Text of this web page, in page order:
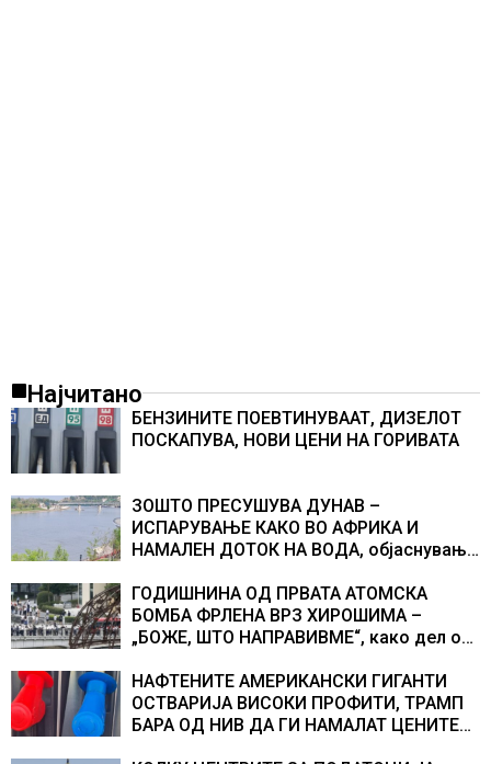
Најчитано
БЕНЗИНИТЕ ПОЕВТИНУВААТ, ДИЗЕЛОТ
ПОСКАПУВА, НОВИ ЦЕНИ НА ГОРИВАТА
ЗОШТО ПРЕСУШУВА ДУНАВ –
ИСПАРУВАЊЕ КАКО ВО АФРИКА И
НАМАЛЕН ДОТОК НА ВОДА, објаснување
ГОДИШНИНА ОД ПРВАТА АТОМСКА
БОМБА ФРЛЕНА ВРЗ ХИРОШИМА –
„БОЖЕ, ШТО НАПРАВИВМЕ“, како дел од
учесниците во бомбардирањето го
доживуваа овој настан што го промени
текот на историјата
НАФТЕНИТЕ АМЕРИКАНСКИ ГИГАНТИ
ОСТВАРИЈА ВИСОКИ ПРОФИТИ, ТРАМП
БАРА ОД НИВ ДА ГИ НАМАЛАТ ЦЕНИТЕ